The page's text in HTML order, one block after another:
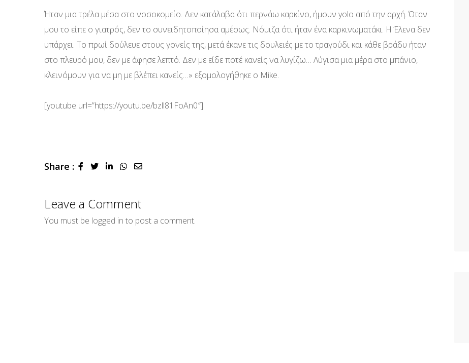
Ήταν μια τρέλα μέσα στο νοσοκομείο. Δεν κατάλαβα ότι περνάω καρκίνο, ήμουν yolo από την αρχή. Όταν
μου το είπε ο γιατρός, δεν το συνειδητοποίησα αμέσως. Νόμιζα ότι ήταν ένα καρκινωματάκι. Η Έλενα δεν
υπάρχει. Το πρωί δούλευε στους γονείς της, μετά έκανε τις δουλειές με το τραγούδι και κάθε βράδυ ήταν
στο πλευρό μου, δεν με άφησε λεπτό. Δεν με είδε ποτέ κανείς να λυγίζω… Λύγισα μια μέρα στο μπάνιο,
κλεινόμουν για να μη με βλέπει κανείς…» εξομολογήθηκε ο Mike.
[youtube url=”https://youtu.be/bzll81FoAn0″]
Share : LinkedInWhatsapp
Share
Leave a Comment
You must be logged in to post a comment.